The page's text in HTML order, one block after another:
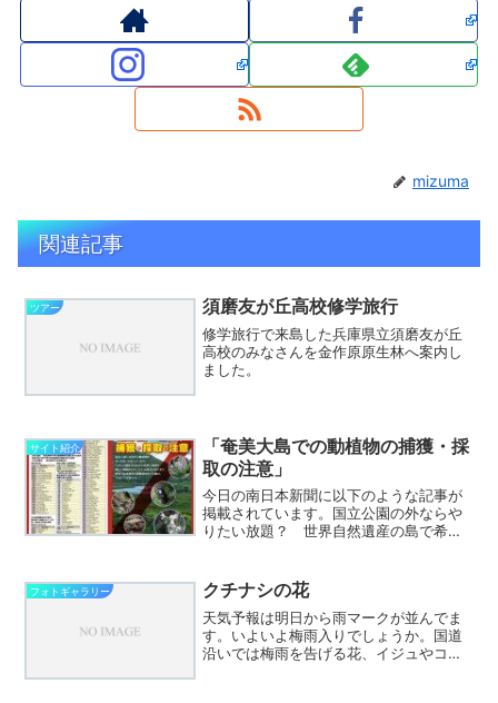
mizuma
関連記事
ツアー 須磨友が丘高校修学旅行
修学旅行で来島した兵庫県立須磨友が丘
高校のみなさんを金作原原生林へ案内し
ました。
サイト紹介
「奄美大島での動植物の捕獲・採
取の注意」
今日の南日本新聞に以下のような記事が
掲載されています。国立公園の外ならや
りたい放題？ 世界自然遺産の島で希少
道で捕虫網を持っている方を見かけてい
ます。 すべての動植物の...
フォトギャラリー クチナシの花
天気予報は明日から雨マークが並んでま
す。いよいよ梅雨入りでしょうか。国道
沿いでは梅雨を告げる花、イジュやコン